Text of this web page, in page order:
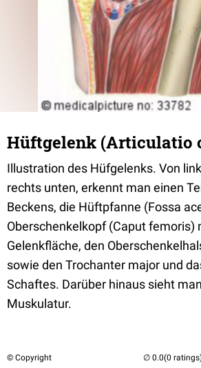
Hüftgelenk (Articulatio
Illustration des Hüfgelenks. Von
rechts unten, erkennt man einen
Beckens, die Hüftpfanne (Fossa
Oberschenkelkopf (Caput femoris)
Gelenkfläche, den
sowie den Trochanter major und
Schaftes. Darüber hinaus sieht
Muskulatur.
© Copyright (0